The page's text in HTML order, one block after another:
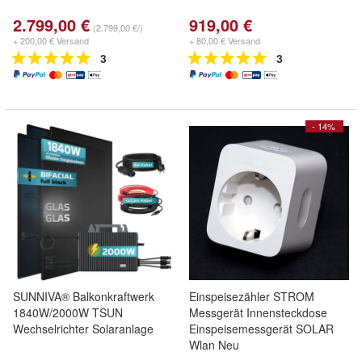
2.799,00 € (2.799,00 €/)
+ 200,00 € Versand
3
919,00 €
+ 80,00 € Versand
3
SUNNIVA® Balkonkraftwerk
1840W/2000W TSUN
Wechselrichter Solaranlage
- 14%
Einspeisezähler STROM
Messgerät Innensteckdose
Einspeisemessgerät SOLAR
Wlan Neu